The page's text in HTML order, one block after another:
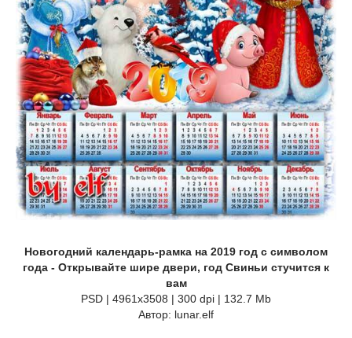
Новогодний календарь-рамка на 2019 год с символом
года - Открывайте шире двери, год Свиньи стучится к
вам
PSD | 4961х3508 | 300 dpi | 132.7 Mb
Автор: lunar.elf